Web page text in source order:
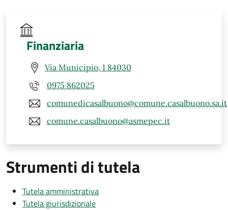
Finanziaria
Via Municipio, 1 84030
0975 862025
comunedicasalbuono@comune.casalbuono.sa.it
comune.casalbuono@asmepec.it
Strumenti di tutela
Tutela amministrativa
Tutela giurisdizionale